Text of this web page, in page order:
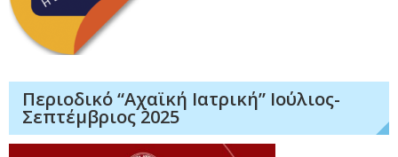
Περιοδικό “Αχαϊκή Ιατρική” Ιούλιος-
Σεπτέμβριος 2025